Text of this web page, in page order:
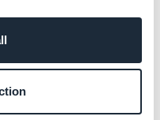
alvo e
do app, vá para